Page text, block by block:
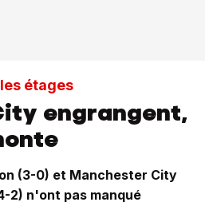
étages
engrangent,
(3-0) et Manchester City
2) n'ont pas manqué